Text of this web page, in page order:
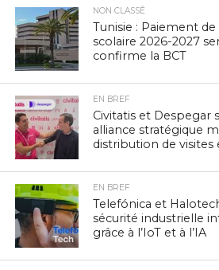
NON CLASSÉ
Tunisie : Paiement de
scolaire 2026-2027
confirme la BCT
EN BREF
Civitatis et Despegar
alliance stratégique
distribution de visites
EN BREF
Telefónica et
sécurité industrielle
grâce à l’IoT et à l’IA